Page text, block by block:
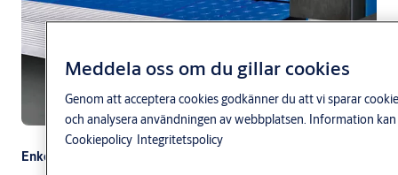
Enkel uppgradering av din lastkaj
Meddela oss om du gillar cookies
Genom att acceptera cookies godkänner du att vi sparar
och analysera användningen av webbplatsen. Information
Cookiepolicy Integritetspolicy